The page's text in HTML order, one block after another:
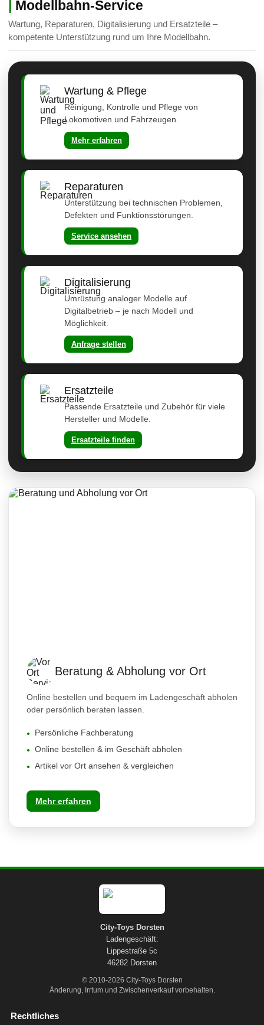
Modellbahn-Service
Wartung, Reparaturen, Digitalisierung und Ersatzteile –
kompetente Unterstützung rund um Ihre Modellbahn.
Wartung & Pflege
Reinigung, Kontrolle und Pflege von
Lokomotiven und Fahrzeugen.
Mehr erfahren
Reparaturen
Unterstützung bei technischen Problemen,
Defekten und Funktionsstörungen.
Service ansehen
Digitalisierung
Umrüstung analoger Modelle auf
Digitalbetrieb – je nach Modell und
Möglichkeit.
Anfrage stellen
Ersatzteile
Passende Ersatzteile und Zubehör für viele
Hersteller und Modelle.
Ersatzteile finden
Beratung & Abholung vor Ort
Online bestellen und bequem im Ladengeschäft abholen
oder persönlich beraten lassen.
Persönliche Fachberatung
Online bestellen & im Geschäft abholen
Artikel vor Ort ansehen & vergleichen
Mehr erfahren
City-Toys Dorsten
Ladengeschäft:
Lippestraße 5c
46282 Dorsten
© 2010-2026 City-Toys Dorsten
Änderung, Irrtum und Zwischenverkauf vorbehalten.
Rechtliches